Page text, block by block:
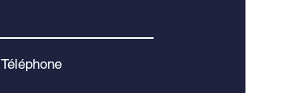
Téléphone